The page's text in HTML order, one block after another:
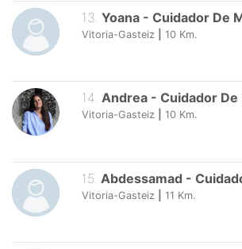
13. Yoana - Cuidador De
Vitoria-Gasteiz 10 Km.
14. Andrea - Cuidador
Vitoria-Gasteiz 10 Km.
15 Abdessamad -
Vitoria-Gasteiz 11 Km.